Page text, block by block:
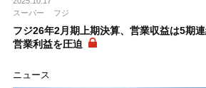
スーパー
フジ
フジ26年2月期上期決算、営業収益は5期
営業利益を圧迫
ニュース